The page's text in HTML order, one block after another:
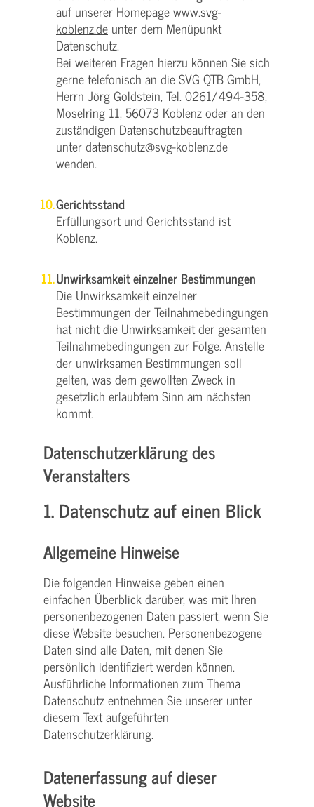
auf unserer Homepagewww.svg-
koblenz.de unter dem Menüpunkt
Datenschutz.
Bei weiteren Fragen hierzu können Sie sich
gerne telefonisch an die SVG QTB GmbH,
Herrn Jörg Goldstein, Tel. 0261/494-358,
Moselring 11, 56073 Koblenz oder an den
zuständigen Datenschutzbeauftragten
unter datenschutz@svg-koblenz.de
wenden.
Gerichtsstand
Erfüllungsort und Gerichtsstand ist
Koblenz.
Unwirksamkeit einzelner Bestimmungen
Die Unwirksamkeit einzelner
Bestimmungen der Teilnahmebedingungen
hat nicht die Unwirksamkeit der gesamten
Teilnahmebedingungen zur Folge. Anstelle
der unwirksamen Bestimmungen soll
gelten, was dem gewollten Zweck in
gesetzlich erlaubtem Sinn am nächsten
kommt.
Datenschutzerklärung des
Veranstalters
1. Datenschutz auf einen Blick
Allgemeine Hinweise
Die folgenden Hinweise geben einen
einfachen Überblick darüber, was mit Ihren
personenbezogenen Daten passiert, wenn Sie
diese Website besuchen. Personenbezogene
Daten sind alle Daten, mit denen Sie
persönlich identifiziert werden können.
Ausführliche Informationen zum Thema
Datenschutz entnehmen Sie unserer unter
diesem Text aufgeführten
Datenschutzerklärung.
Datenerfassung auf dieser
Website